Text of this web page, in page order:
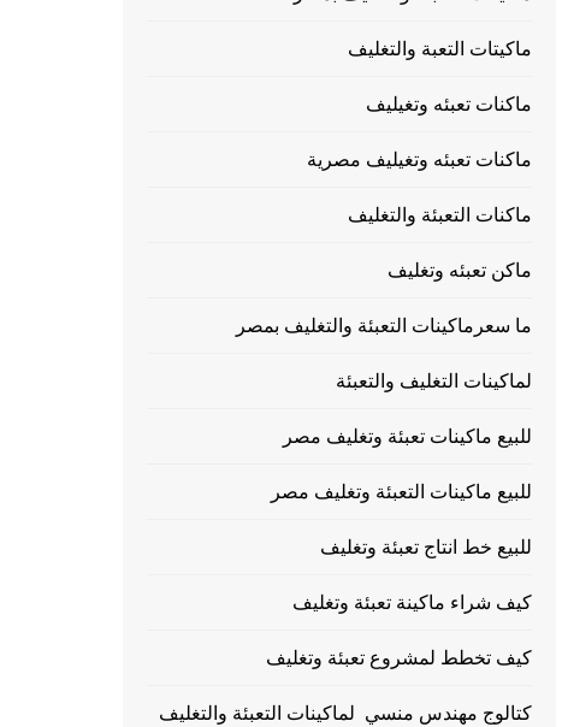
ماكيتات التعبة والتغليف
ماكنات تعبئه وتغيليف
ماكنات تعبئه وتغيليف مصرية
ماكنات التعبئة والتغليف
ماكن تعبئه وتغليف
ما سعرماكينات التعبئة والتغليف بمصر
لماكينات التغليف والتعبئة
للبيع ماكينات تعبئة وتغليف مصر
للبيع ماكينات التعبئة وتغليف مصر
للبيع خط انتاج تعبئة وتغليف
كيف شراء ماكينة تعبئة وتغليف
كيف تخطط لمشروع تعبئة وتغليف
كتالوج مهندس منسي لماكينات التعبئة والتغليف